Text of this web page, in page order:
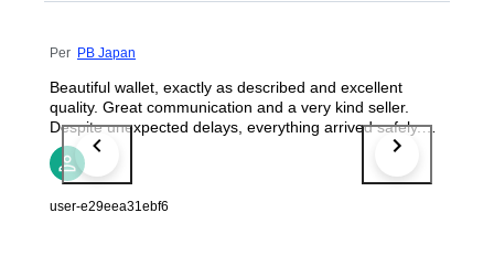
Per PB Japan
Beautiful wallet, exactly as described and excellent
quality. Great communication and a very kind seller.
Despite unexpected delays, everything arrived safely.
Highly recommended! Thank you so much‘ 😊
user-e29eea31ebf6